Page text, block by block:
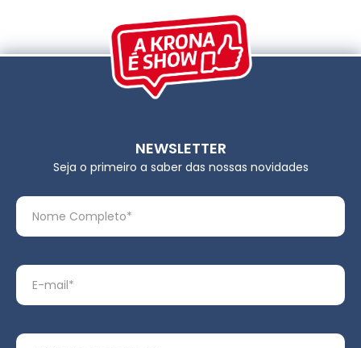
NEWSLETTER
Seja o primeiro a saber das nossas novidades